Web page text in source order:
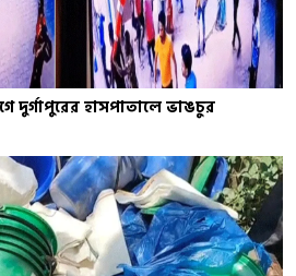
দুর্গাপুরের হাসপাতালে ভাঙচুর